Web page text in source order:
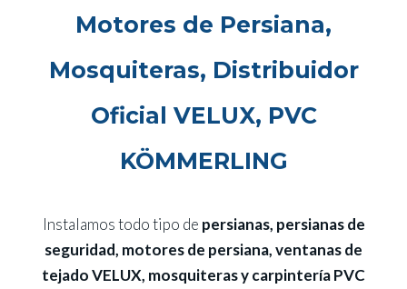
Motores de Persiana,
Mosquiteras, Distribuidor
Oficial VELUX, PVC
KÖMMERLING
Instalamos todo tipo de persianas, persianas de
seguridad, motores de persiana, ventanas de
tejado VELUX, mosquiteras y carpintería PVC